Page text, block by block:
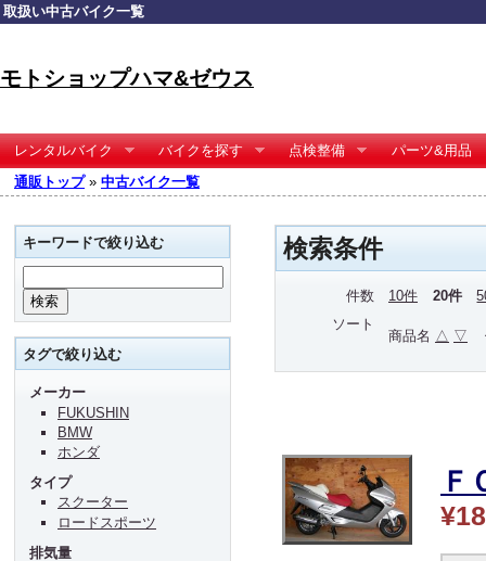
取扱い中古バイク一覧
モトショップハマ&ゼウス
レンタルバイク バイクを探す 点検整備
パーツ&用品
通販トップ» 中古バイク一覧
検索条件
件数 10件 20件
ソート
商品名 △ ▽
Ｆ
キーワードで絞り込む
タグで絞り込む
メーカー
FUKUSHIN
BMW
ホンダ
タイプ
スクーター
ロードスポーツ
排気量